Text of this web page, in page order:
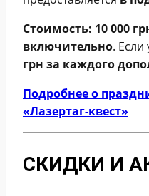
Стоимость: 10 000
включительно.
грн за каждого
Подробнее о
«Лазертаг-квест»
СКИДКИ И